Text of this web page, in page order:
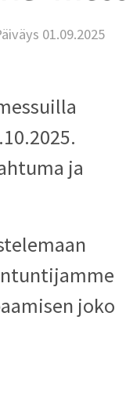
01.09.2025
ja
joko